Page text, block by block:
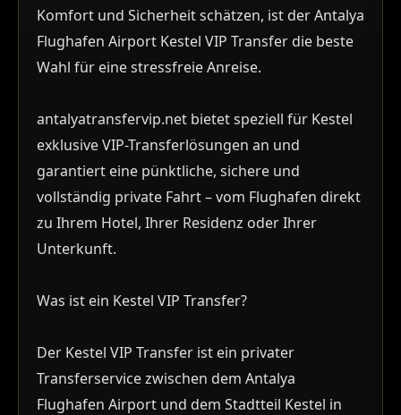
Komfort und Sicherheit schätzen, ist der Antalya
Flughafen Airport Kestel VIP Transfer die beste
Wahl für eine stressfreie Anreise.
antalyatransfervip.net bietet speziell für Kestel
exklusive VIP-Transferlösungen an und
garantiert eine pünktliche, sichere und
vollständig private Fahrt – vom Flughafen direkt
zu Ihrem Hotel, Ihrer Residenz oder Ihrer
Unterkunft.
Was ist ein Kestel VIP Transfer?
Der Kestel VIP Transfer ist ein privater
Transferservice zwischen dem Antalya
Flughafen Airport und dem Stadtteil Kestel in